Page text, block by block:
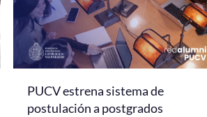
PUCV estrena sistema de
postulación a postgrados